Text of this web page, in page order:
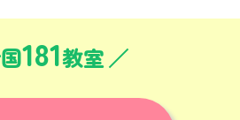
181教室